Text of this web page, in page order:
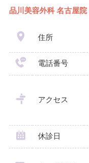
品川美容外科 名古屋院
住所
電話番号
アクセス
休診日